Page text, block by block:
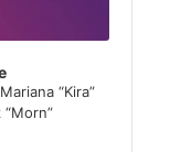
“Kira”